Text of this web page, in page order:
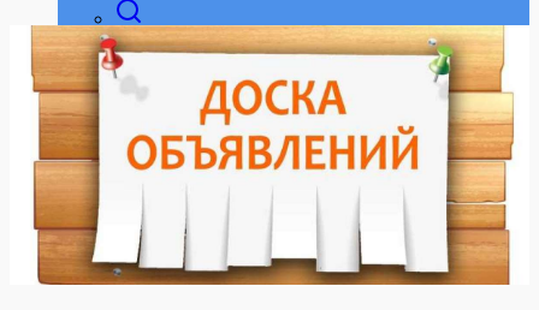
Recherche Avancée
Mon compte
Créer un compte
Mode nuit